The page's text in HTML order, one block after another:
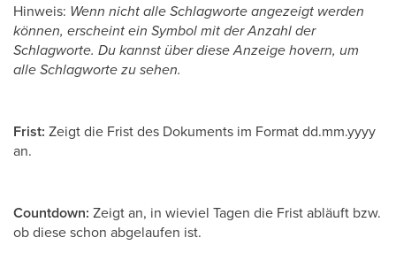
Hinweis: Wenn nicht alle Schlagworte angezeigt werden
können, erscheint ein Symbol mit der Anzahl der
Schlagworte. Du kannst über diese Anzeige hovern, um
alle Schlagworte zu sehen.
Frist: Zeigt die Frist des Dokuments im Format dd.mm.yyyy
an.
Countdown: Zeigt an, in wieviel Tagen die Frist abläuft bzw.
ob diese schon abgelaufen ist.